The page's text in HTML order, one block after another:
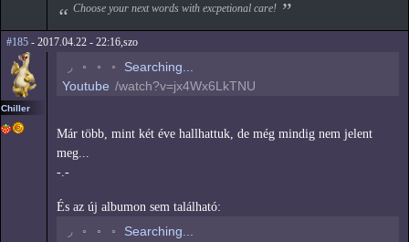
Choose your next words with excpetional care!
#185 - 2017.04.22 - 22:16,szo
Chiller
◟ ◦ ◦ ◦
Searching...
Youtube /watch?v=jx4Wx6LkTNU
Már több, mint két éve hallhattuk, de még mindig nem jelent
meg...
-.-
És az új albumon sem található:
◟ ◦ ◦ ◦
Searching...